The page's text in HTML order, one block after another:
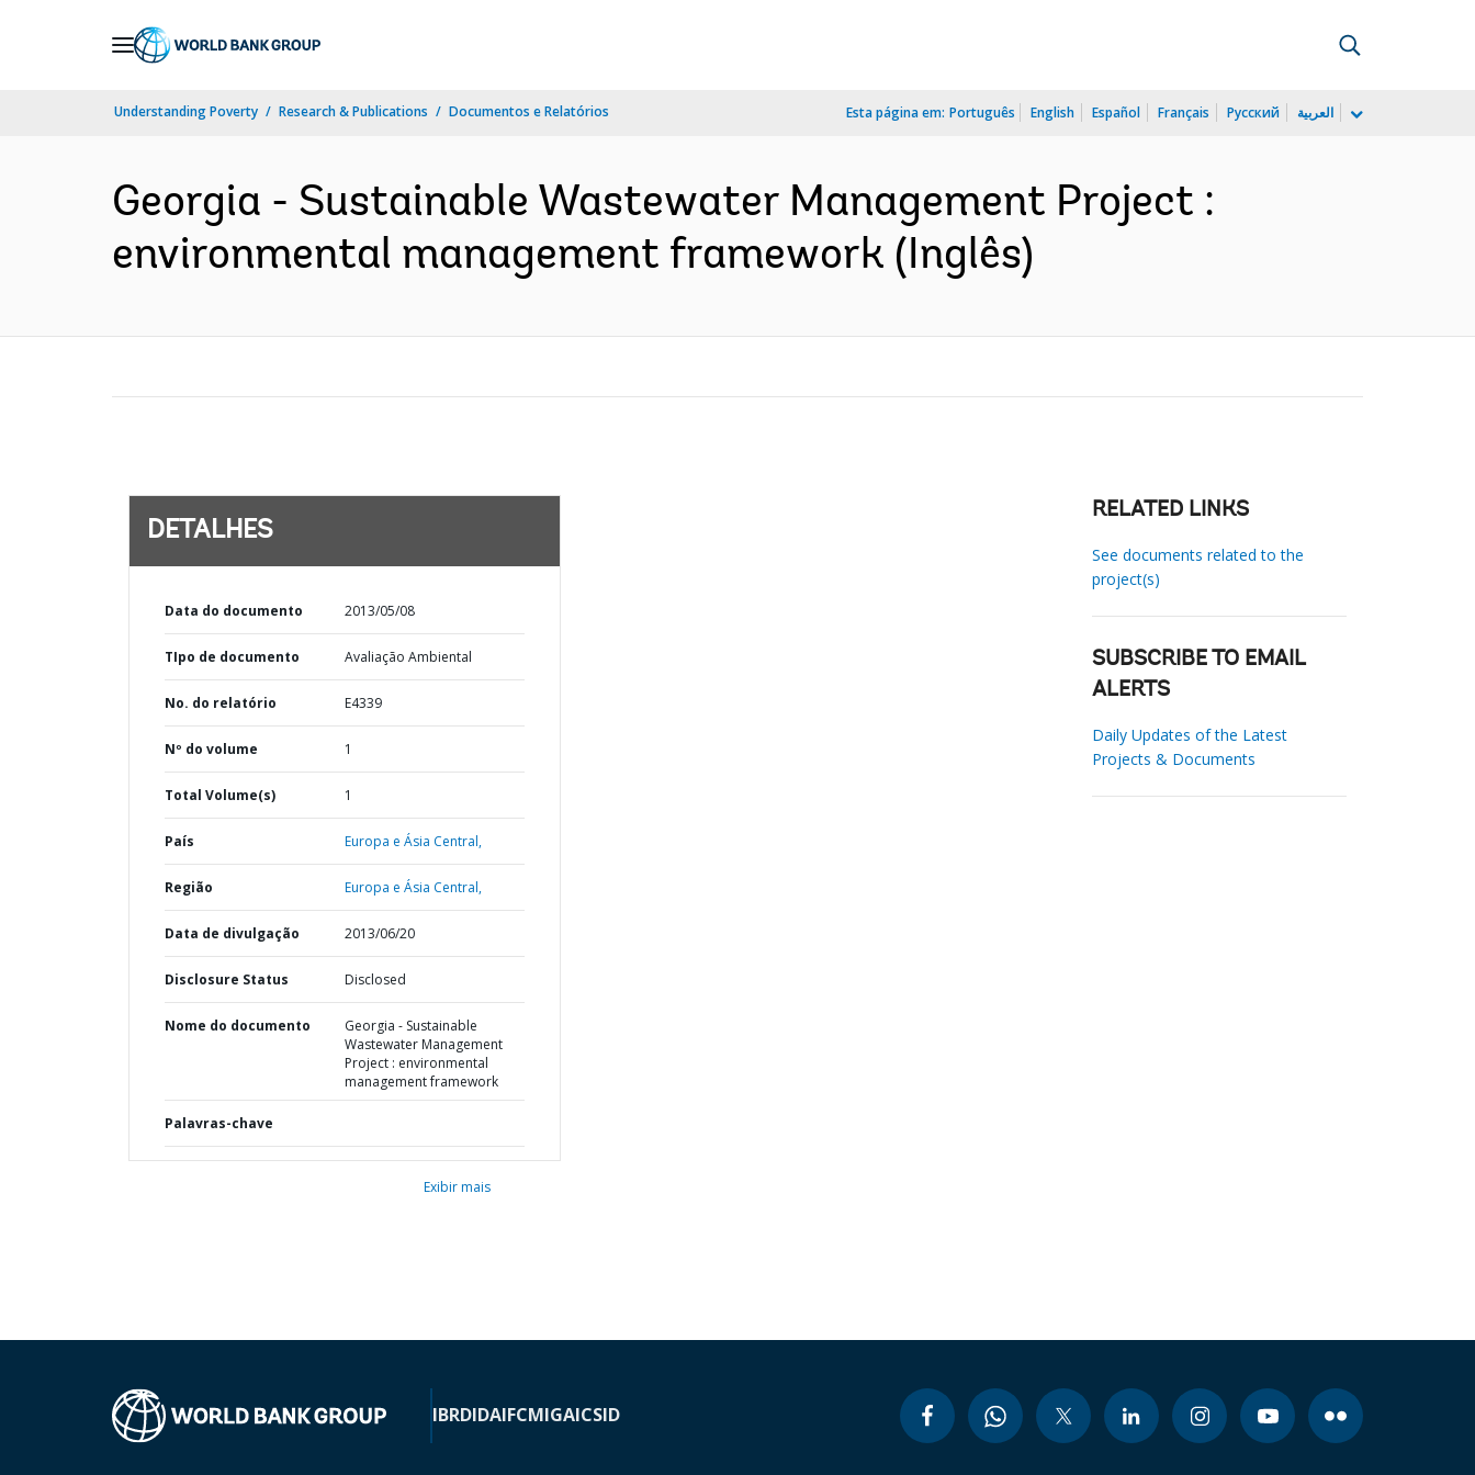
Understanding Poverty Research & Publications Documentos e Relatórios Esta página em: Português English Español Français Русский العربية
Georgia - Sustainable Wastewater Management Project :
environmental management framework (Inglês)
DETALHES
Data do documento 2013/05/08
TIpo de documento Avaliação Ambiental
No. do relatório E4339
Nº do volume 1
Total Volume(s) 1
País Europa e Ásia Central,
Região Europa e Ásia Central,
Data de divulgação 2013/06/20
Disclosure Status Disclosed
Nome do documento
Georgia - Sustainable
Wastewater Management
Project : environmental
management framework
Palavras-chave
Exibir mais
RELATED LINKS
See documents related to the
project(s)
SUBSCRIBE TO EMAIL
ALERTS
Daily Updates of the Latest
Projects & Documents
IBRDIDAIFCMIGAICSID